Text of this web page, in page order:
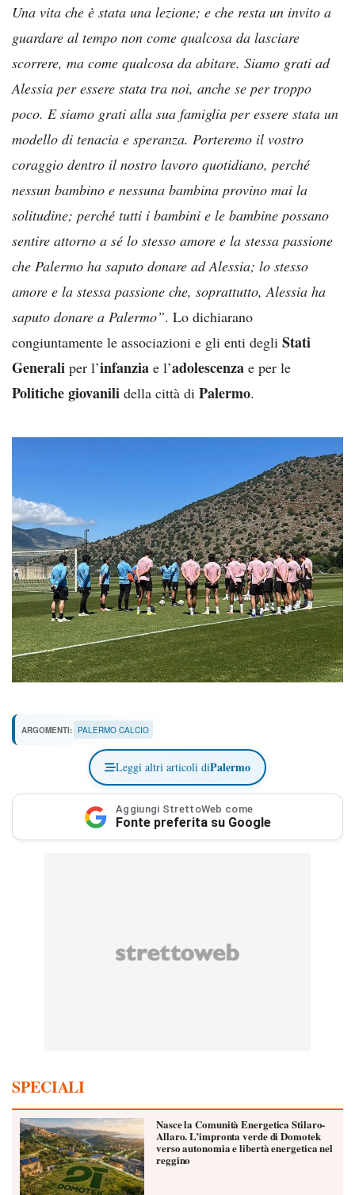
Una vita che è stata una lezione; e che resta un invito a
guardare al tempo non come qualcosa da lasciare
scorrere, ma come qualcosa da abitare. Siamo grati ad
Alessia per essere stata tra noi, anche se per troppo
poco. E siamo grati alla sua famiglia per essere stata un
modello di tenacia e speranza. Porteremo il vostro
coraggio dentro il nostro lavoro quotidiano, perché
nessun bambino e nessuna bambina provino mai la
solitudine; perché tutti i bambini e le bambine possano
sentire attorno a sé lo stesso amore e la stessa passione
che Palermo ha saputo donare ad Alessia; lo stesso
amore e la stessa passione che, soprattutto, Alessia ha
saputo donare a Palermo”. Lo dichiarano
congiuntamente le associazioni e gli enti degli Stati
Generali per l’infanzia e l’adolescenza e per le
Politiche giovanili della città di Palermo.
ARGOMENTI: PALERMO CALCIO
Leggi altri articoli diPalermo
Aggiungi StrettoWeb come
Fonte preferita su Google
SPECIALI
Nasce la Comunità Energetica Stilaro-
Allaro. L’impronta verde di Domotek
verso autonomia e libertà energetica nel
reggino